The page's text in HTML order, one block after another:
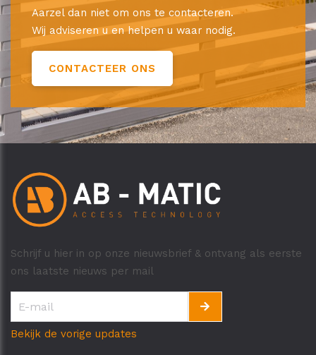
Aarzel dan niet om ons te contacteren.
Wij adviseren u en helpen u waar nodig.
CONTACTEER ONS
Schrijf u hier in op onze nieuwsbrief & ontvang als eerste
ons laatste nieuws per mail
Bekijk de vorige updates